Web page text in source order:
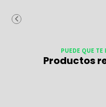
PUEDE QUE TE
Productos